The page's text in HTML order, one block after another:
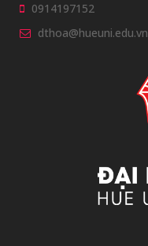
0914197152
dthoa@hueuni.edu.vn